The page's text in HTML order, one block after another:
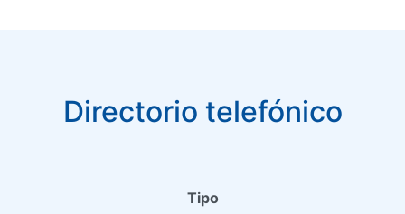
Directorio telefónico
Tipo